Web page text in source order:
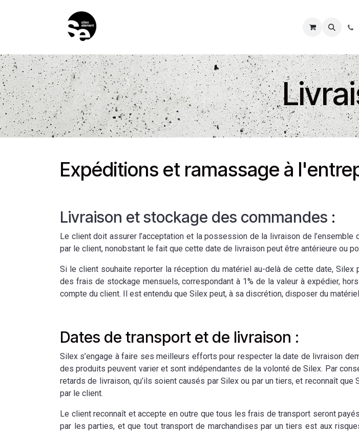
À PROPOS
Expéditions et ramassage à
Livraison et stockage des commandes :
Le client doit assurer l’acceptation et la possession de la livraison de
par le client, nonobstant le fait que cette date de livraison peut être antérieure ou
Si le client souhaite reporter la réception du matériel au-delà de cette date,
des frais de stockage mensuels, correspondant à 1% de la valeur à expédier,
compte du client. Il est entendu que Silex peut, à sa discrétion, disposer du
Dates de transport et de livraison :
Silex s’engage à faire ses meilleurs efforts pour respecter la date de livraison
des produits peuvent varier et sont indépendantes de la volonté de Silex. Par
retards de livraison, qu’ils soient causés par Silex ou par un tiers, et reconnaît
par le client.
Le client reconnaît et accepte en outre que tous les frais de transport seront
par les parties, et que tout transport de marchandises par un tiers est aux